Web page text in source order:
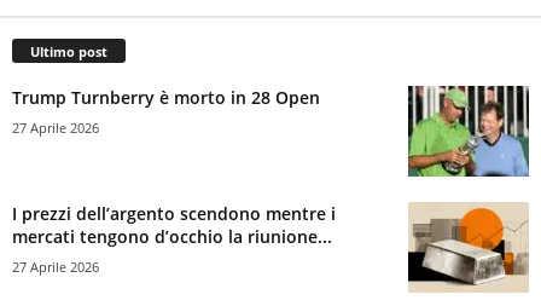
Ultimo post
Trump Turnberry è morto in 28 Open
27 Aprile 2026
I prezzi dell’argento scendono mentre i
mercati tengono d’occhio la riunione...
27 Aprile 2026